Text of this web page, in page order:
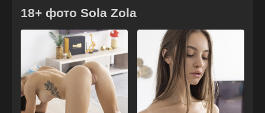
18+ фото Sola Zola